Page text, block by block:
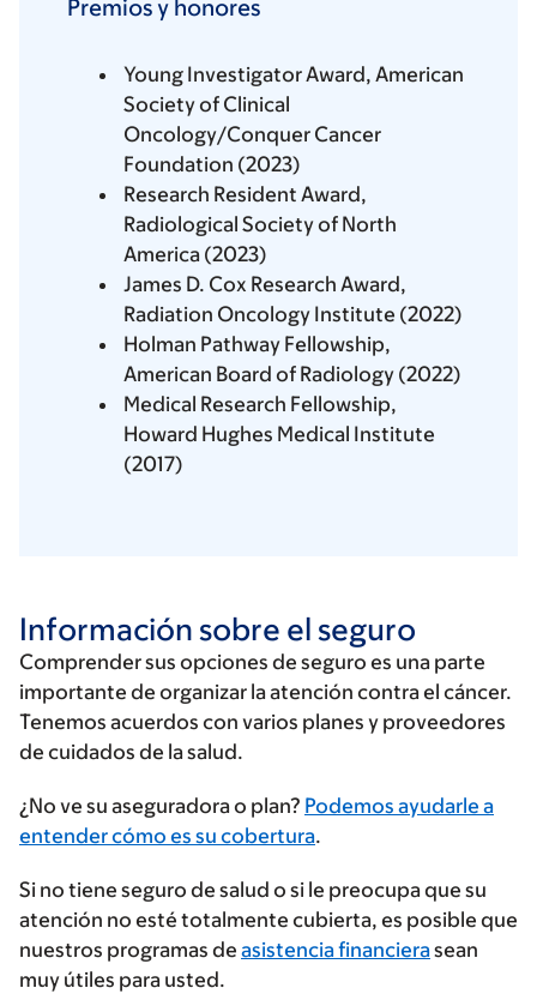
Premios y honores
Young Investigator Award, American
Society of Clinical
Oncology/Conquer Cancer
Foundation (2023)
Research Resident Award,
Radiological Society of North
America (2023)
James D. Cox Research Award,
Radiation Oncology Institute (2022)
Holman Pathway Fellowship,
American Board of Radiology (2022)
Medical Research Fellowship,
Howard Hughes Medical Institute
(2017)
Información sobre el seguro
Comprender sus opciones de seguro es una parte
importante de organizar la atención contra el cáncer.
Tenemos acuerdos con varios planes y proveedores
de cuidados de la salud.
Ingrese
su
de
seguros
¿No ve su aseguradora o plan? Podemos ayudarle a
entender cómo es su cobertura.
Si no tiene seguro de salud o si le preocupa que su
atención no esté totalmente cubierta, es posible que
nuestros programas de asistencia financierasean
muy útiles para usted.